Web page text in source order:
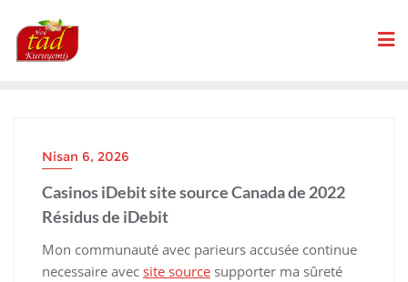
content
Nisan 6, 2026
Casinos iDebit site source Canada de 2022
Résidus de iDebit
Mon communauté avec parieurs accusée continue
necessaire avec site source supporter ma sûreté